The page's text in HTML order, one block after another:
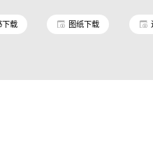
下载 图纸下载